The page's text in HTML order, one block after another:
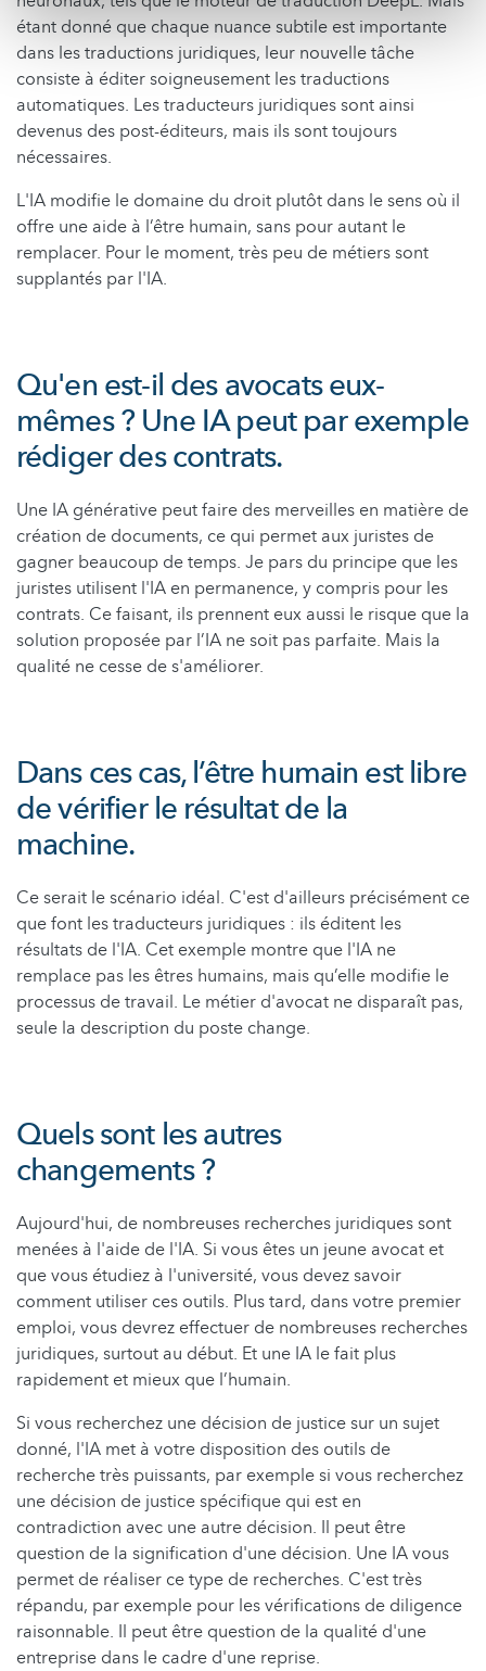
étant donné que chaque nuance subtile est importante
dans les traductions juridiques, leur nouvelle tâche
consiste à éditer soigneusement les traductions
automatiques. Les traducteurs juridiques sont ainsi
devenus des post-éditeurs, mais ils sont toujours
nécessaires.
L'IA modifie le domaine du droit plutôt dans le sens où il
offre une aide à l’être humain, sans pour autant le
remplacer. Pour le moment, très peu de métiers sont
supplantés par l'IA.
Qu'en est-il des avocats eux-
mêmes ? Une IA peut par exemple
rédiger des contrats.
Une IA générative peut faire des merveilles en matière de
création de documents, ce qui permet aux juristes de
gagner beaucoup de temps. Je pars du principe que les
juristes utilisent l'IA en permanence, y compris pour les
contrats. Ce faisant, ils prennent eux aussi le risque que la
solution proposée par l’IA ne soit pas parfaite. Mais la
qualité ne cesse de s'améliorer.
Dans ces cas, l’être humain est libre
de vérifier le résultat de la
machine.
Ce serait le scénario idéal. C'est d'ailleurs précisément ce
que font les traducteurs juridiques : ils éditent les
résultats de l'IA. Cet exemple montre que l'IA ne
remplace pas les êtres humains, mais qu’elle modifie le
processus de travail. Le métier d'avocat ne disparaît pas,
seule la description du poste change.
Quels sont les autres
changements ?
Aujourd'hui, de nombreuses recherches juridiques sont
menées à l'aide de l'IA. Si vous êtes un jeune avocat et
que vous étudiez à l'université, vous devez savoir
comment utiliser ces outils. Plus tard, dans votre premier
emploi, vous devrez effectuer de nombreuses recherches
juridiques, surtout au début. Et une IA le fait plus
rapidement et mieux que l’humain.
Si vous recherchez une décision de justice sur un sujet
donné, l'IA met à votre disposition des outils de
recherche très puissants, par exemple si vous recherchez
une décision de justice spécifique qui est en
contradiction avec une autre décision. Il peut être
question de la signification d'une décision. Une IA vous
permet de réaliser ce type de recherches. C'est très
répandu, par exemple pour les vérifications de diligence
raisonnable. Il peut être question de la qualité d'une
entreprise dans le cadre d'une reprise.